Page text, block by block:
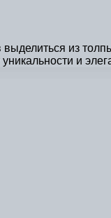
из
и